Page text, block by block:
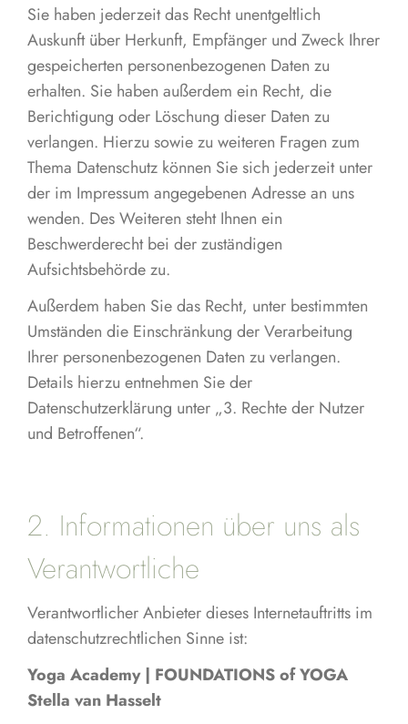
Sie haben jederzeit das Recht unentgeltlich
Auskunft über Herkunft, Empfänger und Zweck Ihrer
gespeicherten personenbezogenen Daten zu
erhalten. Sie haben außerdem ein Recht, die
Berichtigung oder Löschung dieser Daten zu
verlangen. Hierzu sowie zu weiteren Fragen zum
Thema Datenschutz können Sie sich jederzeit unter
der im Impressum angegebenen Adresse an uns
wenden. Des Weiteren steht Ihnen ein
Beschwerderecht bei der zuständigen
Aufsichtsbehörde zu.
Außerdem haben Sie das Recht, unter bestimmten
Umständen die Einschränkung der Verarbeitung
Ihrer personenbezogenen Daten zu verlangen.
Details hierzu entnehmen Sie der
Datenschutzerklärung unter „3. Rechte der Nutzer
und Betroffenen“.
2. Informationen über uns als
Verantwortliche
Verantwortlicher Anbieter dieses Internetauftritts im
datenschutzrechtlichen Sinne ist:
Yoga Academy | FOUNDATIONS of YOGA
Stella van Hasselt